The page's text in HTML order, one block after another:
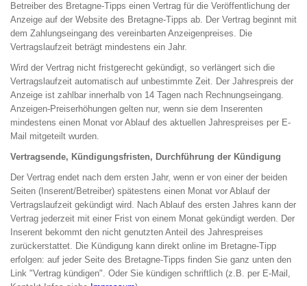
Betreiber des Bretagne-Tipps einen Vertrag für die Veröffentlichung der
Anzeige auf der Website des Bretagne-Tipps ab. Der Vertrag beginnt mit
dem Zahlungseingang des vereinbarten Anzeigenpreises. Die
Vertragslaufzeit beträgt mindestens ein Jahr.
Wird der Vertrag nicht fristgerecht gekündigt, so verlängert sich die
Vertragslaufzeit automatisch auf unbestimmte Zeit. Der Jahrespreis der
Anzeige ist zahlbar innerhalb von 14 Tagen nach Rechnungseingang.
Anzeigen-Preiserhöhungen gelten nur, wenn sie dem Inserenten
mindestens einen Monat vor Ablauf des aktuellen Jahrespreises per E-
Mail mitgeteilt wurden.
Vertragsende, Kündigungsfristen, Durchführung der Kündigung
Der Vertrag endet nach dem ersten Jahr, wenn er von einer der beiden
Seiten (Inserent/Betreiber) spätestens einen Monat vor Ablauf der
Vertragslaufzeit gekündigt wird. Nach Ablauf des ersten Jahres kann der
Vertrag jederzeit mit einer Frist von einem Monat gekündigt werden. Der
Inserent bekommt den nicht genutzten Anteil des Jahrespreises
zurückerstattet. Die Kündigung kann direkt online im Bretagne-Tipp
erfolgen: auf jeder Seite des Bretagne-Tipps finden Sie ganz unten den
Link "Vertrag kündigen". Oder Sie kündigen schriftlich (z.B. per E-Mail,